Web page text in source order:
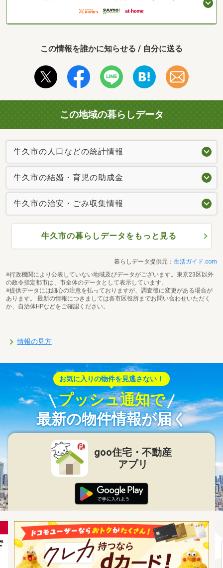
この情報を誰かに知らせる / 自分に送る
この地域の暮らしデータ
牛久市の人口などの統計情報
牛久市の結婚・育児の助成金
牛久市の治安・ごみ収集情報
牛久市の暮らしデータをもっと見る
暮らしデータ提供元： 生活ガイド.com
※行政機関により公表していない地域及びデータがございます。東京23区以外
の政令指定都市は、市全体のデータとして表示しています。
※提供データには細心の注意を払っておりますが、調査後に変更がある場合が
あります。 最新の情報につきましては各市区役所までお問い合わせいただく
か、自治体HPなどをご確認ください。
情報の見方
お気に入りの物件を見逃さない！
プッシュ通知で
最新の物件情報が届く
goo住宅・不動産
アプリ